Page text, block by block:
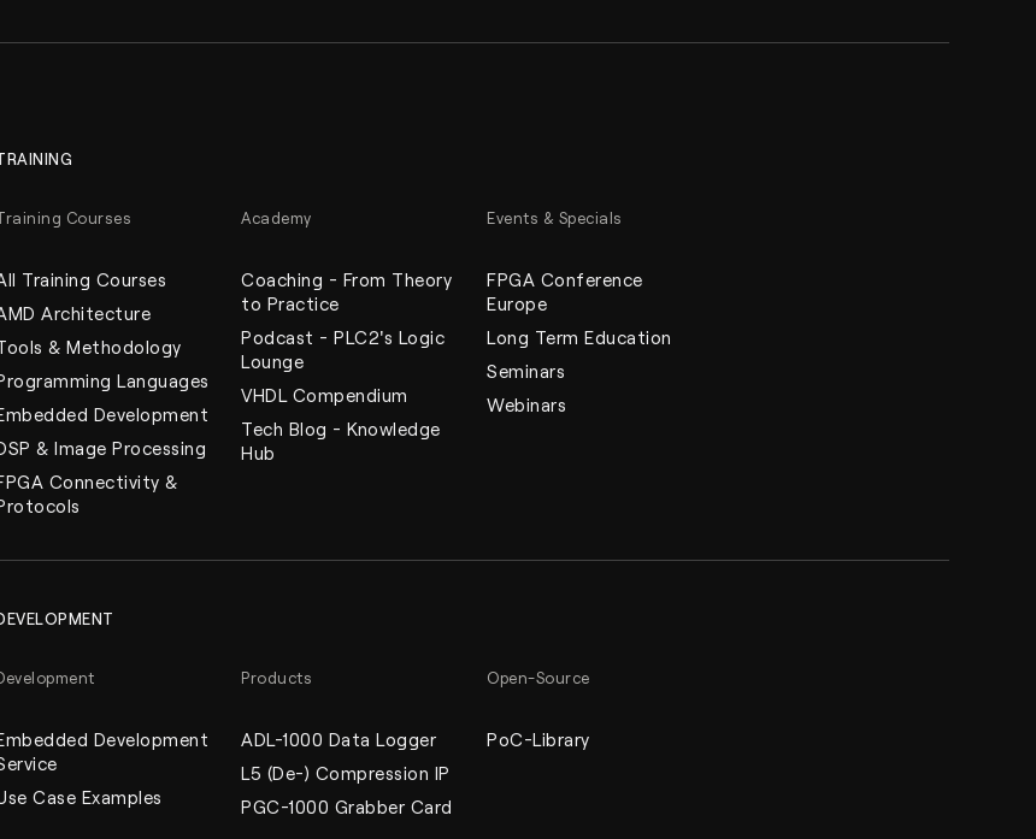
Courses
Training Courses
Architecture
& Methodology
Languages
Development
& Image Processing
Connectivity &
Academy
Coaching - From Theory
to Practice
Podcast - PLC2's Logic
Lounge
VHDL Compendium
Tech Blog - Knowledge
Hub
Events & Specials
FPGA Conference
Europe
Long Term Education
Seminars
Webinars
Development
Case Examples
Products
ADL-1000 Data Logger
L5 (De-) Compression IP
PGC-1000 Grabber Card
Open-Source
PoC-Library